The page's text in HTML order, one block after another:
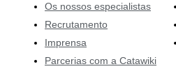
Os nossos especialistas
Recrutamento
Imprensa
Parcerias com a Catawiki